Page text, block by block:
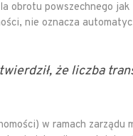
obrotu powszechnego
nie oznacza
że liczba
w ramach zarządu